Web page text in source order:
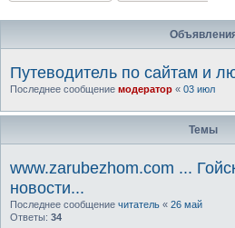
Путеводитель по сайтам и
Последнее сообщение модератор « 03 июл
Темы
www.zarubezhom.com ...
новости...
Последнее сообщение читатель « 26 май
Ответы: 34